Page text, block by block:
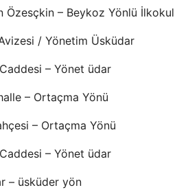
Özesçkin – Beykoz Yönlü İlkokul
/ Yönetim Üsküdar
– Yönet üdar
– Ortaçma Yönü
– Ortaçma Yönü
– Yönet üdar
– üsküder yön